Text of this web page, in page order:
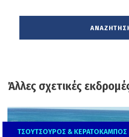
Άλλες σχετικές
ΤΣΟΥΤΣΟΥΡΟΣ & ΚΕΡΑΤΟΚΑΜΠΟΣ